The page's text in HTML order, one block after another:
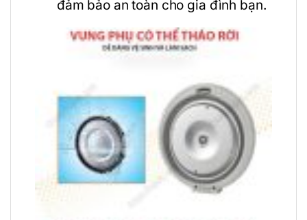
đảm bảo an toàn cho gia đình bạn.